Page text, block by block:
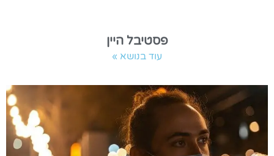
פסטיבל היין
עוד בנושא »